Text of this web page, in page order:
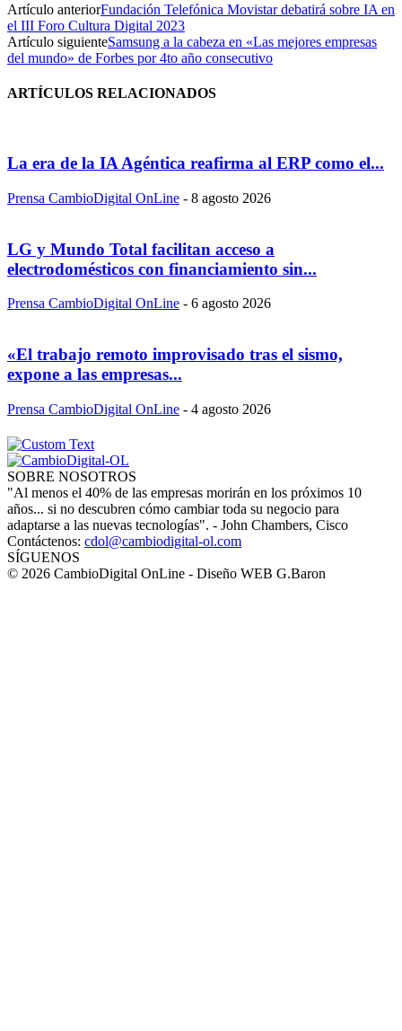
Artículo anteriorFundación Telefónica Movistar debatirá sobre IA en
el III Foro Cultura Digital 2023
Artículo siguienteSamsung a la cabeza en «Las mejores empresas
del mundo» de Forbes por 4to año consecutivo
ARTÍCULOS RELACIONADOS
La era de la IA Agéntica reafirma al ERP como el...
Prensa CambioDigital OnLine - 8 agosto 2026
LG y Mundo Total facilitan acceso a
electrodomésticos con financiamiento sin...
Prensa CambioDigital OnLine - 6 agosto 2026
«El trabajo remoto improvisado tras el sismo,
expone a las empresas...
Prensa CambioDigital OnLine - 4 agosto 2026
SOBRE NOSOTROS
"Al menos el 40% de las empresas morirán en los próximos 10
años... si no descubren cómo cambiar toda su negocio para
adaptarse a las nuevas tecnologías". - John Chambers, Cisco
Contáctenos: cdol@cambiodigital-ol.com
SÍGUENOS
© 2026 CambioDigital OnLine - Diseño WEB G.Baron